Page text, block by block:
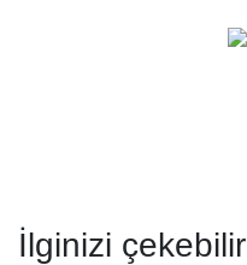
İlginizi çekebilir